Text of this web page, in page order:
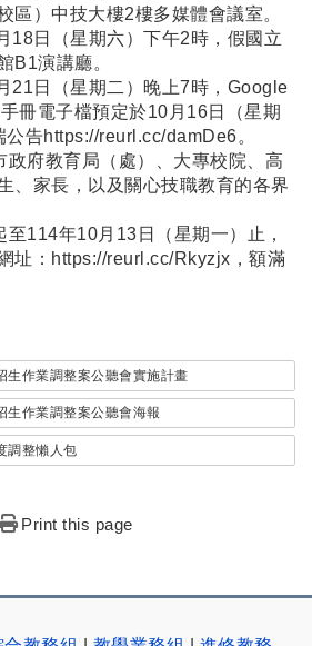
區）中技大樓2樓多媒體會議室。
18日（星期六）下午2時，假國立
B1演講廳。
21日（星期二）晚上7時，Google
冊電子檔預定於10月16日（星期
告https://reurl.cc/damDe6。
政府教育局（處）、大專校院、高
、家長，以及關心技職教育的各界
114年10月13日（星期一）止，
址：https://reurl.cc/Rkyzjx，額滿
生作業調整案公聽會實施計畫
生作業調整案公聽會海報
調整懶人包
Print this page